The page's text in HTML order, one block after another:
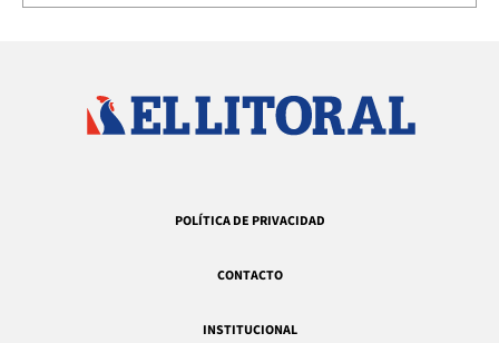
POLÍTICA DE PRIVACIDAD
CONTACTO
INSTITUCIONAL